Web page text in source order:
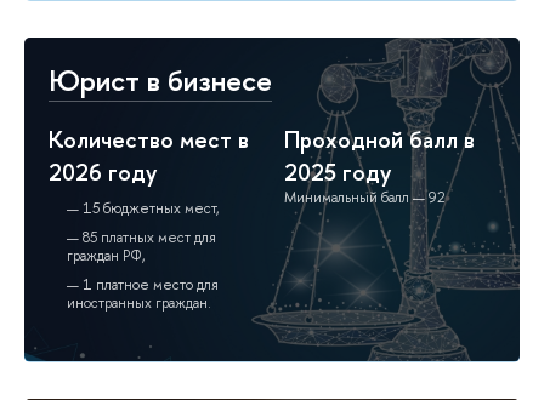
Юрист в бизнесе
Количество мест в
2026 году
15 бюджетных мест,
85 платных мест для
граждан РФ,
1 платное место для
иностранных граждан.
Проходной балл в
2025 году
Минимальный балл — 92